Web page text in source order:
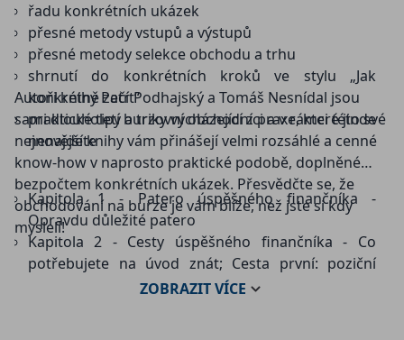
řadu konkrétních ukázek
přesné metody vstupů a výstupů
přesné metody selekce obchodu a trhu
shrnutí do konkrétních kroků ve stylu „Jak
konkrétně začít“
praktické tipy a triky vycházející z praxe, které jinde
nenajdete
Autoři knihy Petr Podhajský a Tomáš Nesnídal jsou
sami dlouholetí burzovní obchodníci a v rámci této své
nejnovější knihy vám přinášejí velmi rozsáhlé a cenné
know-how v naprosto praktické podobě, doplněné
bezpočtem konkrétních ukázek. Přesvědčte se, že
obchodování na burze je vám blíže, než jste si kdy
mysleli!
Kapitola 1 - Patero úspěšného finančníka -
Opravdu důležité patero
Kapitola 2 - Cesty úspěšného finančníka - Co
potřebujete na úvod znát; Cesta první: poziční
finančník; Cesta druhá: Intradenní finančník;
ZOBRAZITVÍCE